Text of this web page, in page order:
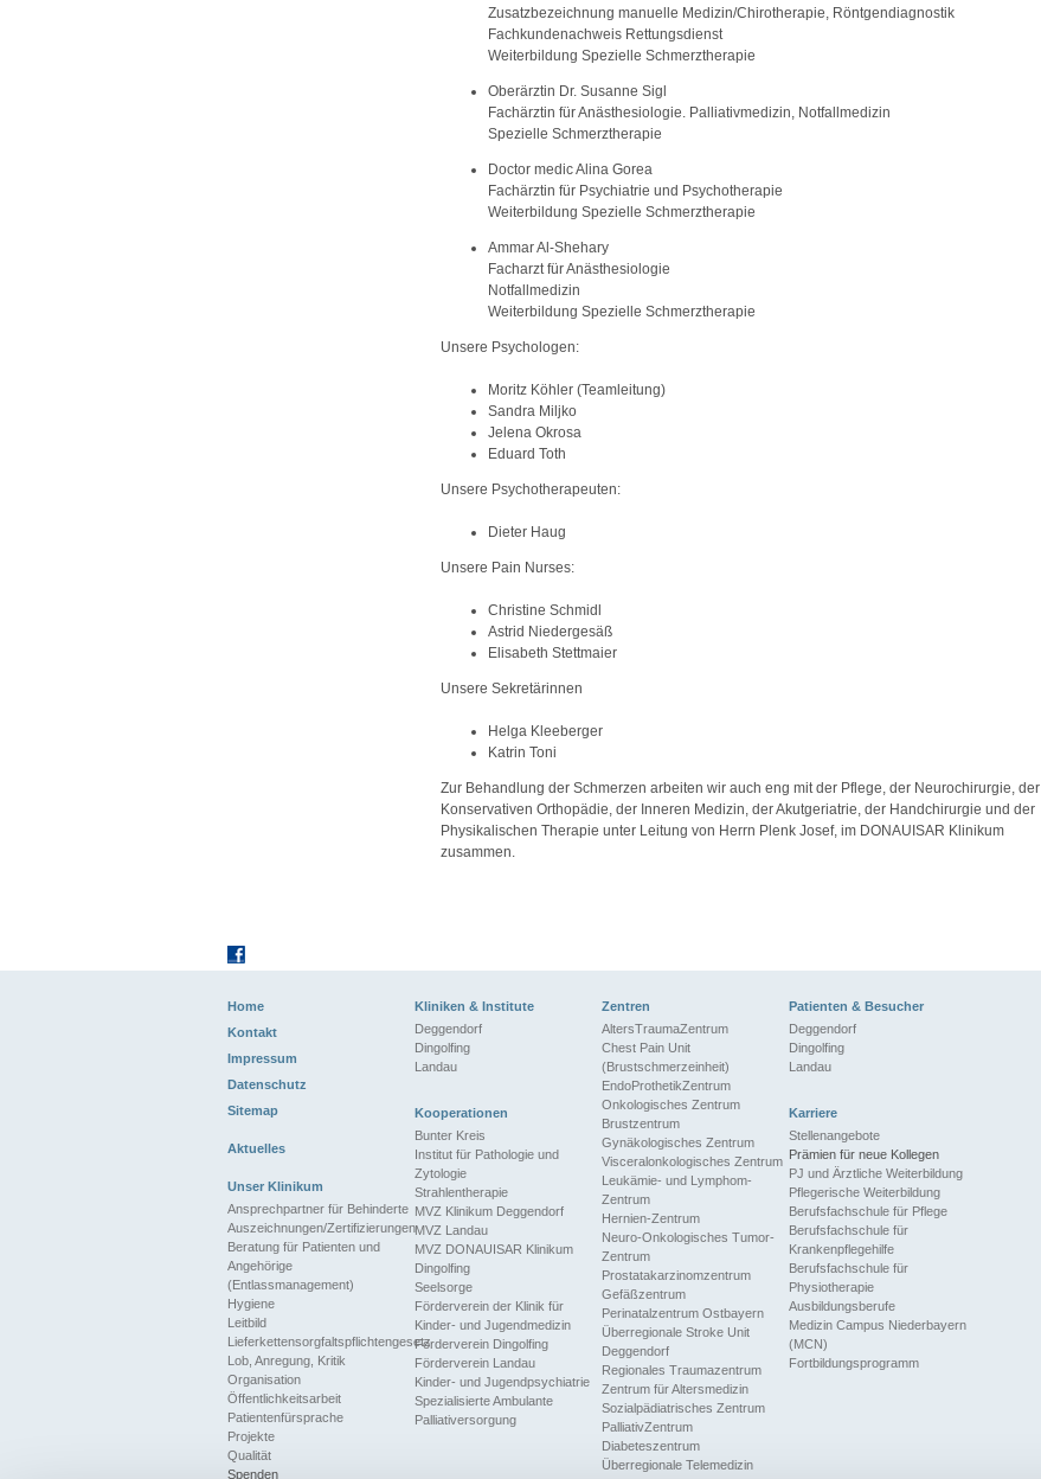
Zusatzbezeichnung manuelle Medizin/Chirotherapie, Röntgendiagnostik
Fachkundenachweis Rettungsdienst
Weiterbildung Spezielle Schmerztherapie
Oberärztin Dr. Susanne Sigl
Fachärztin für Anästhesiologie. Palliativmedizin, Notfallmedizin
Spezielle Schmerztherapie
Doctor medic Alina Gorea
Fachärztin für Psychiatrie und Psychotherapie
Weiterbildung Spezielle Schmerztherapie
Ammar Al-Shehary
Facharzt für Anästhesiologie
Notfallmedizin
Weiterbildung Spezielle Schmerztherapie
Unsere Psychologen:
Moritz Köhler (Teamleitung)
Sandra Miljko
Jelena Okrosa
Eduard Toth
Unsere Psychotherapeuten:
Dieter Haug
Unsere Pain Nurses:
Christine Schmidl
Astrid Niedergesäß
Elisabeth Stettmaier
Unsere Sekretärinnen
Helga Kleeberger
Katrin Toni
Zur Behandlung der Schmerzen arbeiten wir auch eng mit der Pflege, der Neurochirurgie, der
Konservativen Orthopädie, der Inneren Medizin, der Akutgeriatrie, der Handchirurgie und der
Physikalischen Therapie unter Leitung von Herrn Plenk Josef, im DONAUISAR Klinikum
zusammen.
Home
Kontakt
Impressum
Datenschutz
Sitemap
Aktuelles
Unser Klinikum
Ansprechpartner für Behinderte
Auszeichnungen/Zertifizierungen
Beratung für Patienten und
Angehörige
(Entlassmanagement)
Hygiene
Leitbild
Lieferkettensorgfaltspflichtengesetz
Lob, Anregung, Kritik
Organisation
Öffentlichkeitsarbeit
Patientenfürsprache
Projekte
Qualität
Spenden
Kliniken & Institute
Deggendorf
Dingolfing
Landau
Kooperationen
Bunter Kreis
Institut für Pathologie und
Zytologie
Strahlentherapie
MVZ Klinikum Deggendorf
MVZ Landau
MVZ DONAUISAR Klinikum
Dingolfing
Seelsorge
Förderverein der Klinik für
Kinder- und Jugendmedizin
Förderverein Dingolfing
Förderverein Landau
Kinder- und Jugendpsychiatrie
Spezialisierte Ambulante
Palliativersorgung
Zentren
AltersTraumaZentrum
Chest Pain Unit
(Brustschmerzeinheit)
EndoProthetikZentrum
Onkologisches Zentrum
Brustzentrum
Gynäkologisches Zentrum
Visceralonkologisches Zentrum
Leukämie- und Lymphom-
Zentrum
Hernien-Zentrum
Neuro-Onkologisches Tumor-
Zentrum
Prostatakarzinomzentrum
Gefäßzentrum
Perinatalzentrum Ostbayern
Überregionale Stroke Unit
Deggendorf
Regionales Traumazentrum
Zentrum für Altersmedizin
Sozialpädiatrisches Zentrum
PalliativZentrum
Diabeteszentrum
Überregionale Telemedizin
Patienten & Besucher
Deggendorf
Dingolfing
Landau
Karriere
Stellenangebote
Prämien für neue Kollegen
PJ und Ärztliche Weiterbildung
Pflegerische Weiterbildung
Berufsfachschule für Pflege
Berufsfachschule für
Krankenpflegehilfe
Berufsfachschule für
Physiotherapie
Ausbildungsberufe
Medizin Campus Niederbayern
(MCN)
Fortbildungsprogramm